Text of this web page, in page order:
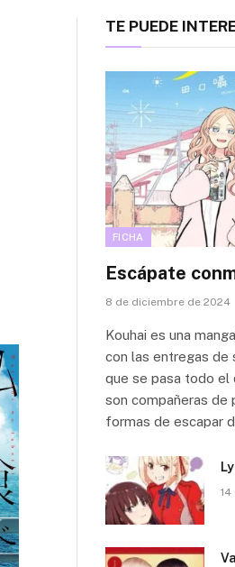
TE PUEDE
FICHA
Escápate
8 de diciembre de 2024
Kouhai es una
con las entregas de
que se pasa todo el
son compañeras de
formas de escapar